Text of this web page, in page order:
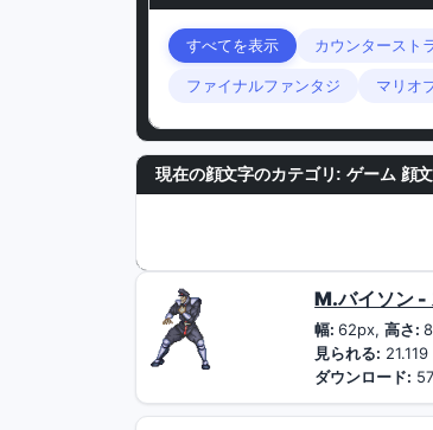
すべてを表示 カウンタースト
ファイナルファンタジ マリオ
現在の顔文字のカテゴリ:ゲーム 顔
M.バイソン -
幅:62px,高さ:
見られる: 21.119
ダウンロード: